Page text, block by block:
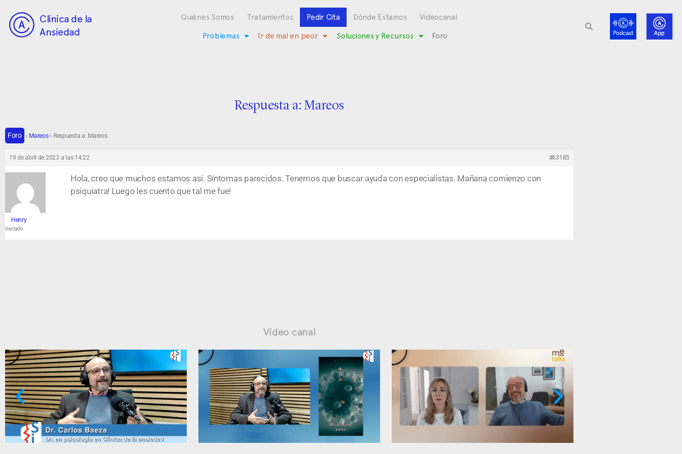
Clínica de la
Ansiedad
Quiénes Somos Tratamientos Pedir Cita Dónde Estamos Videocanal
Problemas Ir de mal en peor Soluciones y Recursos Foro
Respuesta a: Mareos
Foro › Mareos› Respuesta a: Mareos
19 de abril de 2023 a las 14:22 #63185
Henry
Invitado
Hola, creo que muchos estamos así. Síntomas parecidos. Tenemos que buscar ayuda con especialistas. Mañana comienzo con
psiquiatra! Luego les cuento que tal me fue!
Vídeo canal